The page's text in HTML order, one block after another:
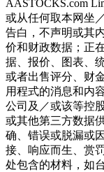
AASTOCKS.com
或从任何取本网坐
告白，不声明或其
价和财政数据；正
据、报价、图表、
或者出售评分、财
用程式的消息和内
公司及／或该等控
或其他第三方数据
确、错误或脱漏或
接、响应而生、赏
处包含的材料，如